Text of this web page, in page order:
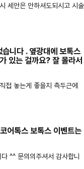
세안은 안하셔도되시고 시술
니다 . 옆광대에 보톡스
있는 걸까요? 잘 몰라서
접 놓는게 좋을지 측두근에
어톡스 보톡스 이벤트는
^^ 문의의주셔서 감사합니